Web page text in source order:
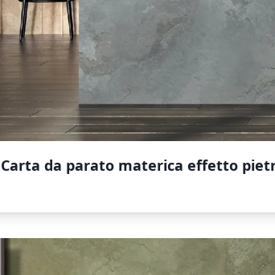
da parato materica effetto